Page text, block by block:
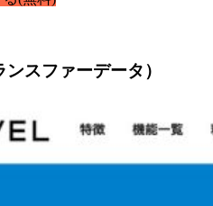
スファーデータ）